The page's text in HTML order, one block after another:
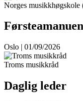
Norges
Oslo | 01/09/2026
Troms musikkråd
Daglig leder